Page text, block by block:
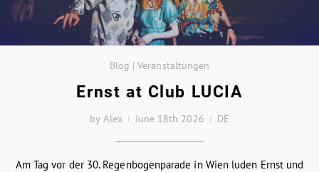
Blog | Veranstaltungen
Ernst at Club LUCIA
by Alex June 18th 2026 DE
Am Tag vor der 30. Regenbogenparade in Wien luden Ernst und